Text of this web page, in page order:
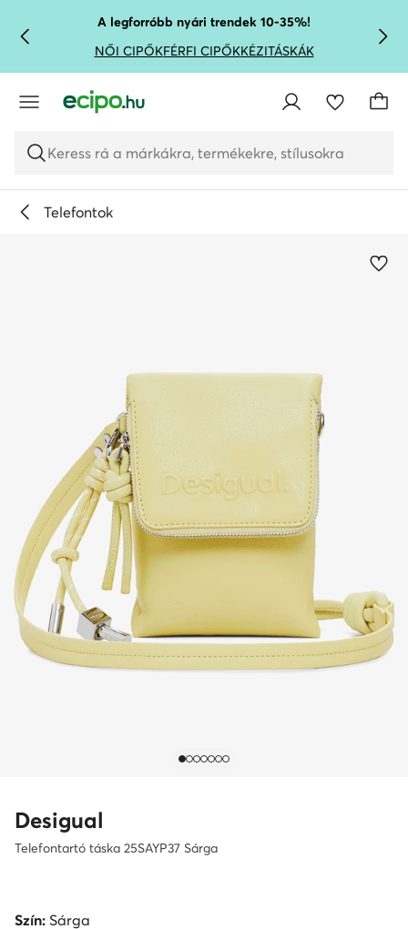
UGRÁS A FŐ TARTALOMRA
UGRÁS A KERESÉSHEZA legforróbb nyári trendek 10-35%!
NŐI CIPŐKFÉRFI CIPŐKKÉZITÁSKÁK
Keress rá a márkákra, termékekre, stílusokra
Telefontok
Desigual
Telefontartó táska 25SAYP37 Sárga
Szín: Sárga